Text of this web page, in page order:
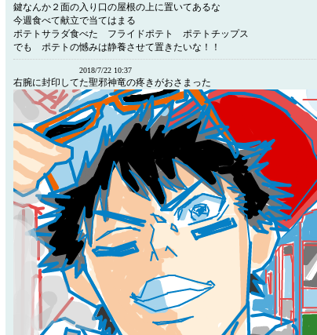
鍵なんか２面の入り口の屋根の上に置いてあるな
今週食べて献立で当てはまる
ポテトサラダ食べた フライドポテト ポテトチップス
でも ポテトの憾みは静養させて置きたいな！！
2018/7/22 10:37
右腕に封印してた聖邪神竜の疼きがおさまった